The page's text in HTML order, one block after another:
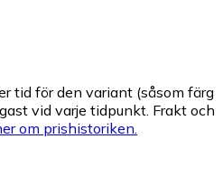
tid för den variant (såsom färg
vid varje tidpunkt. Frakt och
om prishistoriken.